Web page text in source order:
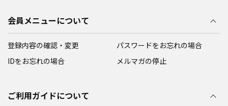
会員メニューについて
登録内容の確認・変更
パスワードをお忘れの場合
IDをお忘れの場合
メルマガの停止
ご利用ガイドについて